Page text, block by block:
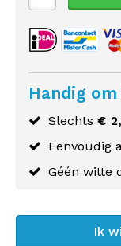
Handig
Slechts €
Eenvoudig
Géén witte
Ik